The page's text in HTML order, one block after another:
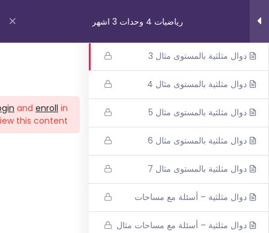
رياضيات 4 وحدات 3 اشهر
دوال مثلثية بالمستوى مثال 2
دوال مثلثية بالمستوى مثال 3
دوال مثلثية بالمستوى مثال 4
دوال مثلثية بالمستوى مثال 5
دوال مثلثية بالمستوى مثال 6
دوال مثلثية بالمستوى مثال 7
دوال مثلثية – أسئلة مع مساحات
دوال مثلثية – أسئلة مع مساحات مثال
and enroll in
this content!
روابط مهمة
من نحن
اتصل بنا
_תנאי שימוש עברית
شروط الاستخدام
دوراتنا